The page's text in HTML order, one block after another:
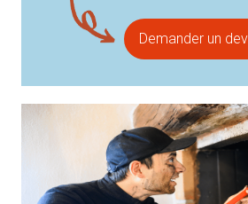
Demander un